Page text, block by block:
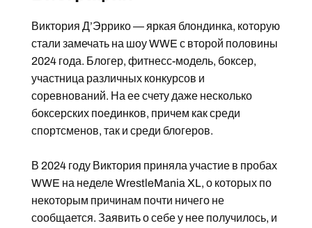
Виктория Д’Эррико — яркая блондинка, которую
стали замечать на шоу WWE с второй половины
2024 года. Блогер, фитнесс-модель, боксер,
участница различных конкурсов и
соревнований. На ее счету даже несколько
боксерских поединков, причем как среди
спортсменов, так и среди блогеров.
В 2024 году Виктория приняла участие в пробах
WWE на неделе WrestleMania XL, о которых по
некоторым причинам почти ничего не
сообщается. Заявить о себе у нее получилось, и